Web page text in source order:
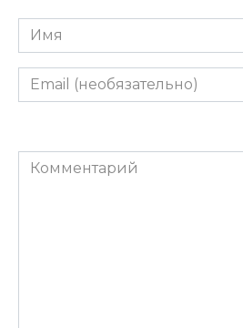
Имя
Email
(необязательно)
Комментарий